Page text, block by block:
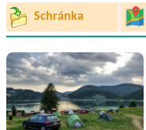
Schránka